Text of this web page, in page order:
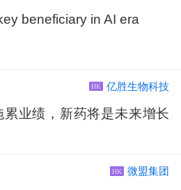
beneficiary in AI era
HK 亿胜生物科技
业绩，新药将是未来增长
HK 微盟集团